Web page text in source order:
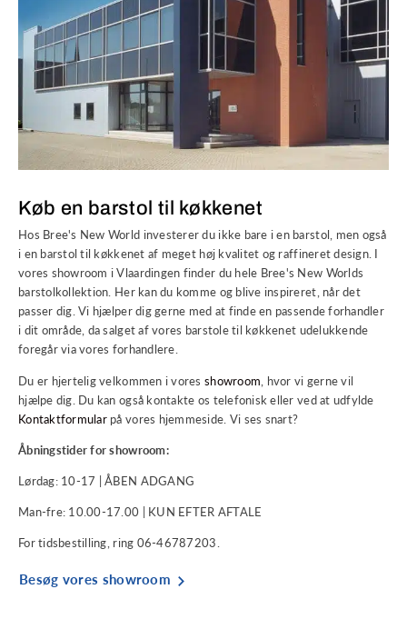
Køb en barstol til køkkenet
Hos Bree's New World investerer du ikke bare i en barstol, men også
i en barstol til køkkenet af meget høj kvalitet og raffineret design. I
vores showroom i Vlaardingen finder du hele Bree's New Worlds
barstolkollektion. Her kan du komme og blive inspireret, når det
passer dig. Vi hjælper dig gerne med at finde en passende forhandler
i dit område, da salget af vores barstole til køkkenet udelukkende
foregår via vores forhandlere.
Du er hjertelig velkommen i vores showroom , hvor vi gerne vil
hjælpe dig. Du kan også kontakte os telefonisk eller ved at udfylde
Kontaktformularpå vores hjemmeside. Vi ses snart?
Åbningstider for showroom:
Lørdag: 10-17 | ÅBEN ADGANG
Man-fre: 10.00-17.00 | KUN EFTER AFTALE
For tidsbestilling, ring 06-46787203.
Besøg vores showroom